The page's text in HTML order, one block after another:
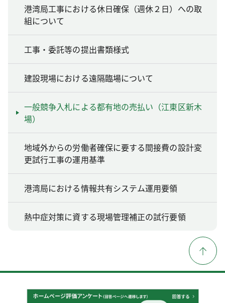
港湾局工事における休日確保（週休２日）への取
組について
工事・委託等の提出書類様式
建設現場における遠隔臨場について
一般競争入札による都有地の売払い（江東区新木
場）
地域外からの労働者確保に要する間接費の設計変
更試行工事の運用基準
港湾局における情報共有システム運用要領
熱中症対策に資する現場管理補正の試行要領